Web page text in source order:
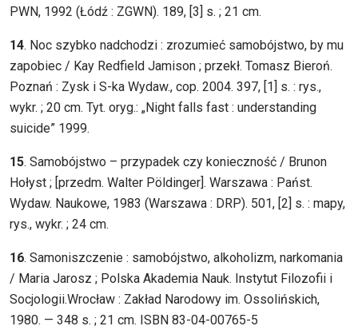
PWN, 1992 (Łódź : ZGWN). 189, [3] s. ; 21 cm.
14. Noc szybko nadchodzi : zrozumieć samobójstwo, by mu
zapobiec / Kay Redfield Jamison ; przekł. Tomasz Bieroń.
Poznań : Zysk i S-ka Wydaw., cop. 2004. 397, [1] s. : rys.,
wykr. ; 20 cm. Tyt. oryg.: „Night falls fast : understanding
suicide” 1999.
15. Samobójstwo – przypadek czy konieczność / Brunon
Hołyst ; [przedm. Walter Pöldinger]. Warszawa : Państ.
Wydaw. Naukowe, 1983 (Warszawa : DRP). 501, [2] s. : mapy,
rys., wykr. ; 24 cm.
16. Samoniszczenie : samobójstwo, alkoholizm, narkomania
/ Maria Jarosz ; Polska Akademia Nauk. Instytut Filozofii i
Socjologii.Wrocław : Zakład Narodowy im. Ossolińskich,
1980. — 348 s. ; 21 cm. ISBN 83-04-00765-5